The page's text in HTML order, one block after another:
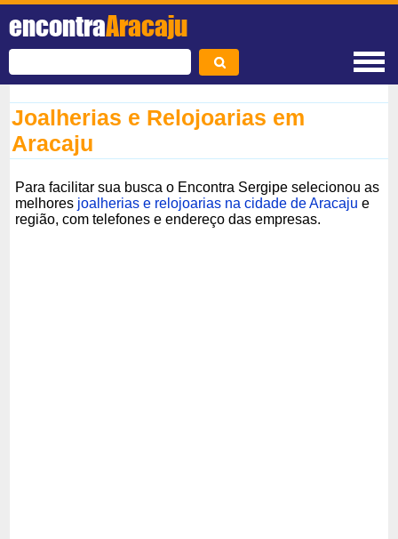
encontraAracaju
Joalherias e Relojoarias em
Aracaju
Para facilitar sua busca o Encontra Sergipe selecionou as
melhores joalherias e relojoarias na cidade de Aracaju e
região, com telefones e endereço das empresas.